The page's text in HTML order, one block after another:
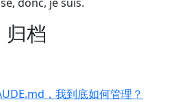
归档
，我到底如何管理？